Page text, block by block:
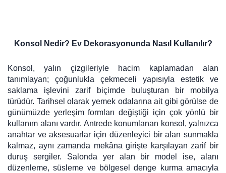
Konsol Nedir? Ev Dekorasyonunda Nasıl Kullanılır?
Konsol, yalın çizgileriyle hacim kaplamadan alan
tanımlayan; çoğunlukla çekmeceli yapısıyla estetik ve
saklama işlevini zarif biçimde buluşturan bir mobilya
türüdür. Tarihsel olarak yemek odalarına ait gibi görülse de
günümüzde yerleşim formları değiştiği için çok yönlü bir
kullanım alanı vardır. Antrede konumlanan konsol, yalnızca
anahtar ve aksesuarlar için düzenleyici bir alan sunmakla
kalmaz, aynı zamanda mekâna girişte karşılayan zarif bir
duruş sergiler. Salonda yer alan bir model ise, alanı
düzenleme, süsleme ve bölgesel denge kurma amacıyla